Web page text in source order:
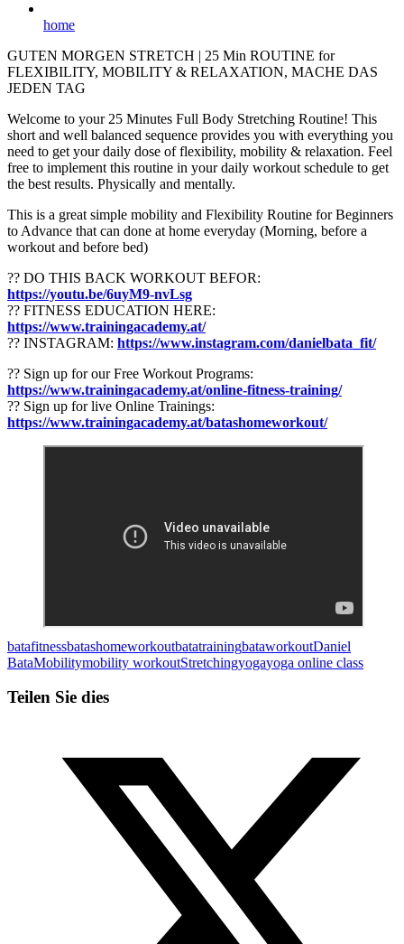
home
GUTEN MORGEN STRETCH | 25 Min ROUTINE for
FLEXIBILITY, MOBILITY & RELAXATION, MACHE DAS
JEDEN TAG
Welcome to your 25 Minutes Full Body Stretching Routine! This
short and well balanced sequence provides you with everything you
need to get your daily dose of flexibility, mobility & relaxation. Feel
free to implement this routine in your daily workout schedule to get
the best results. Physically and mentally.
This is a great simple mobility and Flexibility Routine for Beginners
to Advance that can done at home everyday (Morning, before a
workout and before bed)
?? DO THIS BACK WORKOUT BEFOR:
https://youtu.be/6uyM9-nvLsg
?? FITNESS EDUCATION HERE:
https://www.trainingacademy.at/
?? INSTAGRAM: https://www.instagram.com/danielbata_fit/
?? Sign up for our Free Workout Programs:
https://www.trainingacademy.at/online-fitness-training/
?? Sign up for live Online Trainings:
https://www.trainingacademy.at/batashomeworkout/
batafitnessbatashomeworkoutbatatrainingbataworkoutDaniel
BataMobilitymobility workoutStretchingyogayoga online class
Teilen Sie dies